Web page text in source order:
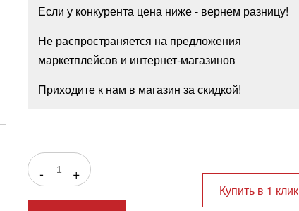
Если у конкурента цена ниже - вернем разницу!
Не распространяется на предложения
маркетплейсов и интернет-магазинов
Приходите к нам в магазин за скидкой!
- +
Купить в 1 клик